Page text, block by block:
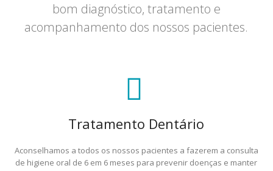
bom diagnóstico, tratamento e
acompanhamento dos nossos pacientes.
Tratamento Dentário
Aconselhamos a todos os nossos pacientes a fazerem a consulta
de higiene oral de 6 em 6 meses para prevenir doenças e manter